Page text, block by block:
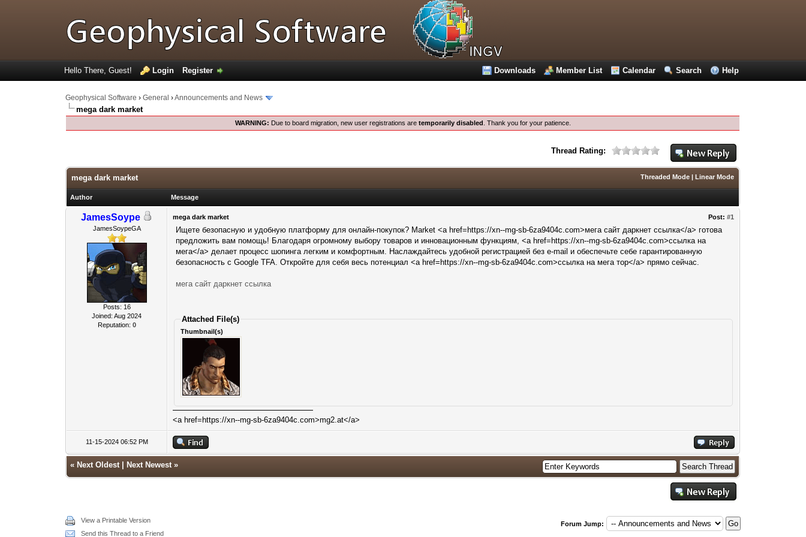
Downloads Member List Calendar Search Help
Hello There, Guest! Login Register
Geophysical Software ›General ›Announcements and News
mega dark market
WARNING: Due to board migration, new user registrations are temporarily disabled . Thank you for your patience.
Thread Rating:
Threaded Mode |Linear Mode
mega dark market
Author Message
JamesSoype
JamesSoypeGA
Posts: 16
Joined: Aug 2024
Reputation: 0
Post:#1
mega dark market
Ищете безопасную и удобную платформу для онлайн-покупок? Market <a href=https://xn--mg-sb-6za9404c.com>мега сайт даркнет ссылка</a> готова
предложить вам помощь! Благодаря огромному выбору товаров и инновационным функциям, <a href=https://xn--mg-sb-6za9404c.com>ссылка на
мега</a> делает процесс шопинга легким и комфортным. Наслаждайтесь удобной регистрацией без e-mail и обеспечьте себе гарантированную
безопасность с Google TFA. Откройте для себя весь потенциал <a href=https://xn--mg-sb-6za9404c.com>ссылка на мега тор</a> прямо сейчас.
мега сайт даркнет ссылка
Attached File(s)
Thumbnail(s)
<a href=https://xn--mg-sb-6za9404c.com>mg2.at</a>
11-15-2024 06:52 PM
« Next Oldest Next Newest »
View a Printable Version
Send this Thread to a Friend
Forum Jump: